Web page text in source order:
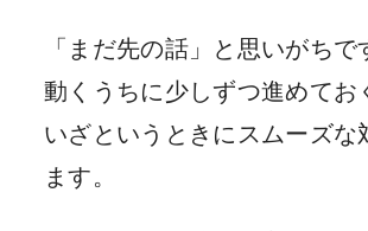
「まだ先の話」と思いがち
動くうちに少しずつ進めてお
いざというときにスムーズな
ます。